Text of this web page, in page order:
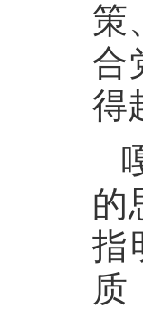
策
合
得
的
指
质